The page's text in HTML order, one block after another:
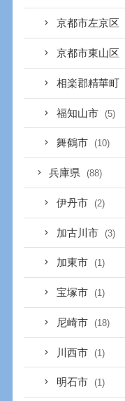
京都市左京区
京都市東山区
相楽郡精華町
福知山市 (5)
舞鶴市 (10)
兵庫県 (88)
伊丹市 (2)
加古川市 (3)
加東市 (1)
宝塚市 (1)
尼崎市 (18)
川西市 (1)
明石市 (1)